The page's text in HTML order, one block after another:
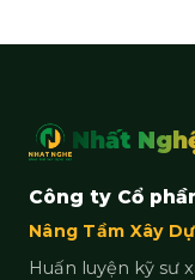
Nhất
Công ty Cổ
Nâng Tầm Xây
Huấn luyện kỹ sư